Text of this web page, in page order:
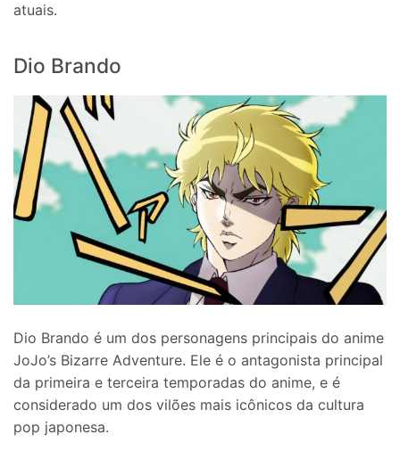
atuais.
Dio Brando
Dio Brando é um dos personagens principais do anime
JoJo’s Bizarre Adventure. Ele é o antagonista principal
da primeira e terceira temporadas do anime, e é
considerado um dos vilões mais icônicos da cultura
pop japonesa.